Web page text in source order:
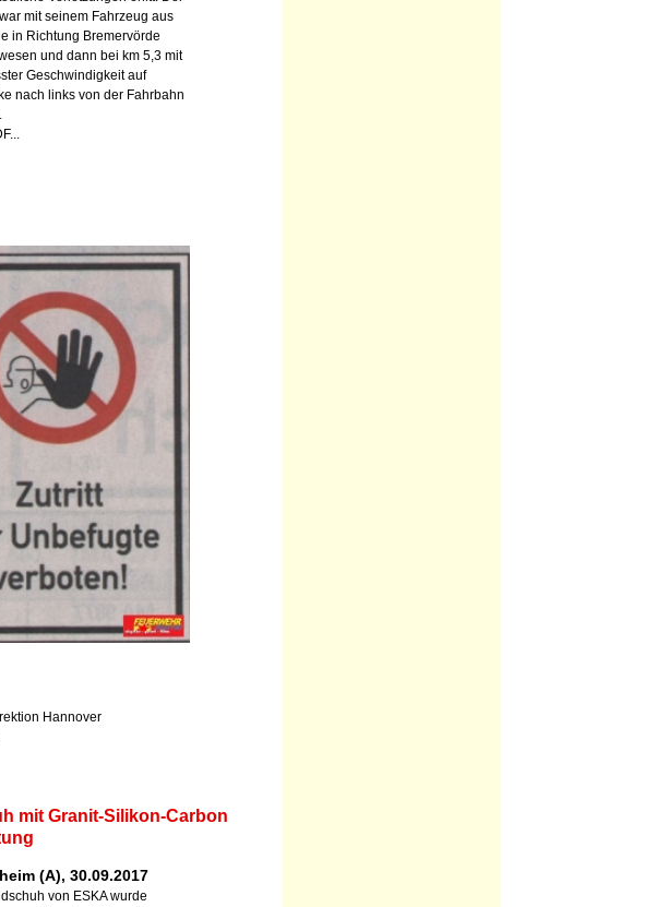
mit seinem Fahrzeug aus
in Richtung Bremervörde
und dann bei km 5,3 mit
Geschwindigkeit auf
nach links von der Fahrbahn
Hannover
mit Granit-Silikon-Carbon
(A), 30.09.2017
von ESKA wurde